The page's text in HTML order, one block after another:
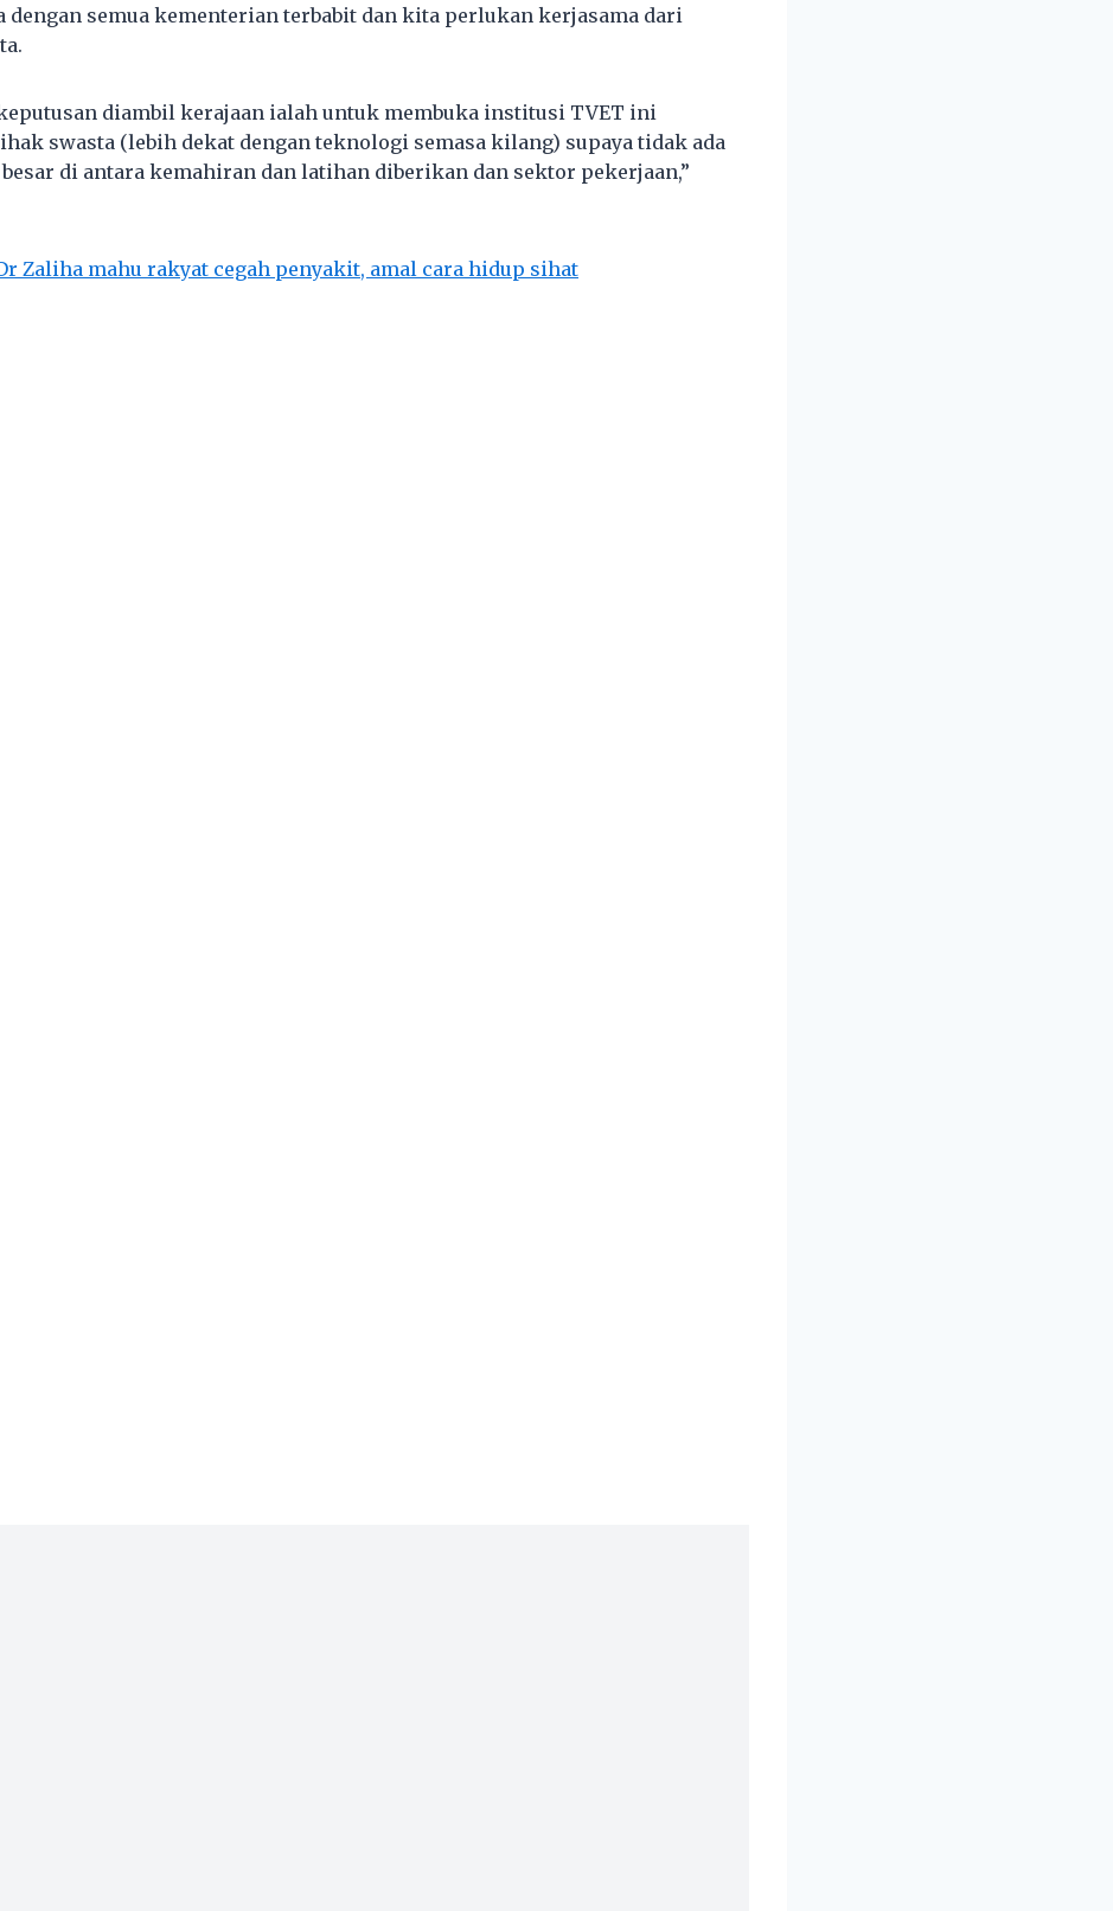
dengan semua kementerian terbabit dan kita perlukan kerjasama dari
keputusan diambil kerajaan ialah untuk membuka institusi TVET ini
swasta (lebih dekat dengan teknologi semasa kilang) supaya tidak ada
di antara kemahiran dan latihan diberikan dan sektor pekerjaan,”
Zaliha mahu rakyat cegah penyakit, amal cara hidup sihat